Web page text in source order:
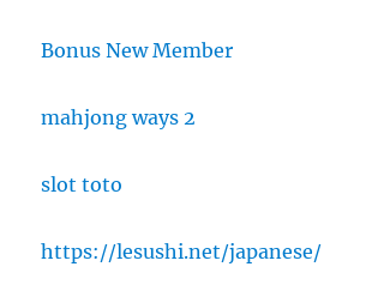
Bonus New Member
mahjong ways 2
slot toto
https://lesushi.net/japanese/